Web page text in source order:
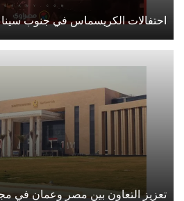
احتفالات الكريسماس في جنوب
تعزيز التعاون بين مصر وعمان في